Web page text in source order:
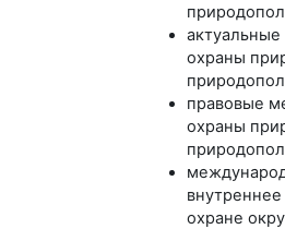
охраны
правовые
охраны
внутреннее
охране